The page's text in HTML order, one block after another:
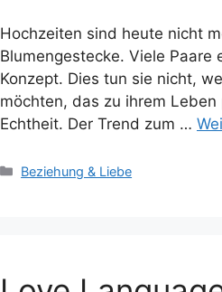
Hochzeiten sind heute nicht
Blumengestecke. Viele
Konzept. Dies tun sie nicht,
möchten, das zu ihrem
Echtheit. Der Trend zum …
Kategorien
Beziehung & Liebe